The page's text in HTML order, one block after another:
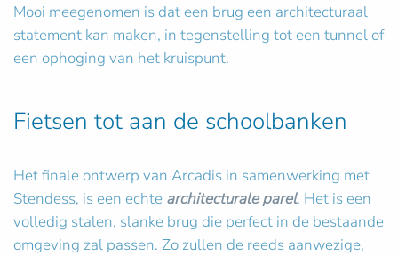
Mooi meegenomen is dat een brug een architecturaal
statement kan maken, in tegenstelling tot een tunnel of
een ophoging van het kruispunt.
Fietsen tot aan de schoolbanken
Het finale ontwerp van Arcadis in samenwerking met
Stendess, is een echte architecturale parel. Het is een
volledig stalen, slanke brug die perfect in de bestaande
omgeving zal passen. Zo zullen de reeds aanwezige,